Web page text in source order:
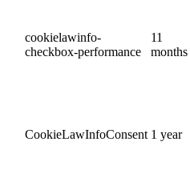
cookielawinfo-
checkbox-performance
11
months
CookieLawInfoConsent 1 year